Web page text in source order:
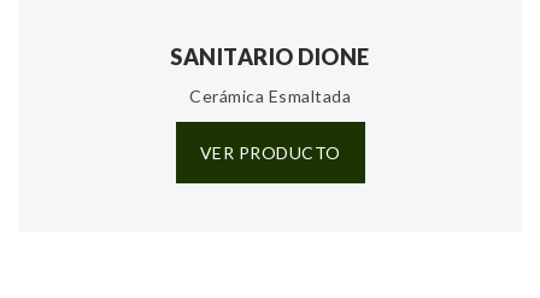
SANITARIO DIONE
Cerámica Esmaltada
VER PRODUCTO